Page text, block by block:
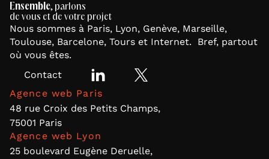
Ensemble, parlons
de vous et de votre projet
Nous sommes à Paris, Lyon, Genève, Marseille,
Toulouse, Barcelone, Tours et Internet. Bref, partout
où vous êtes.
Contact
Agence web Paris
48 rue Croix des Petits Champs,
75001 Paris
Agence web Lyon
25 boulevard Eugène Deruelle,